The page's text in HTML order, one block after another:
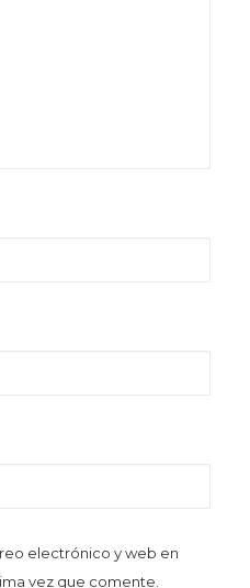
electrónico y web en
vez que comente.